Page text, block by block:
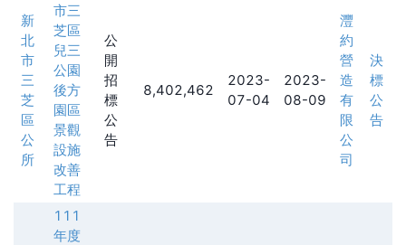
新
北
市
三
芝
區
公
所
市三
芝區
兒三
公園
後方
園區
景觀
設施
改善
工程
公
開
招
標
公
告
8,402,462
2023-
07-04
2023-
08-09
灃
約
營
造
有
限
公
司
決
標
公
告
111
年度